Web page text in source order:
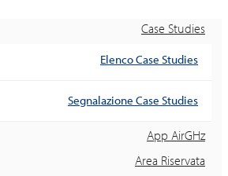
Case Studies
Elenco Case Studies
Segnalazione Case Studies
App AirGHz
Area Riservata